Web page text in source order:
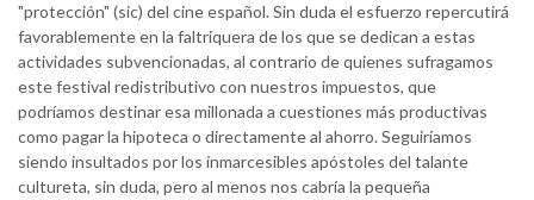
"protección" (sic) del cine español. Sin duda el esfuerzo repercutirá
favorablemente en la faltriquera de los que se dedican a estas
actividades subvencionadas, al contrario de quienes sufragamos
este festival redistributivo con nuestros impuestos, que
podríamos destinar esa millonada a cuestiones más productivas
como pagar la hipoteca o directamente al ahorro. Seguiríamos
siendo insultados por los inmarcesibles apóstoles del talante
cultureta, sin duda, pero al menos nos cabría la pequeña